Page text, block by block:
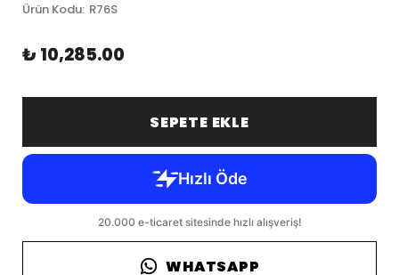
Ürün Kodu: R76S
₺ 10,285.00
SEPETE EKLE
WHATSAPP